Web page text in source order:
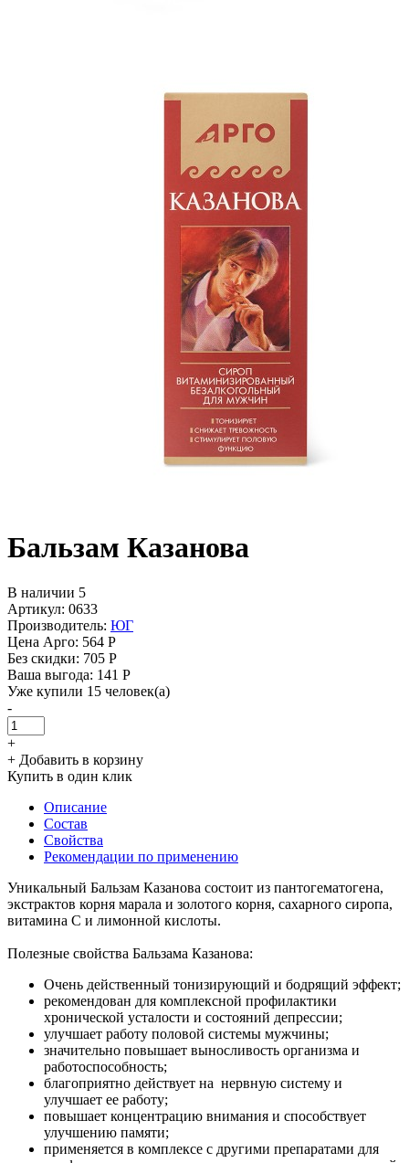
Бальзам Казанова
В наличии 5
Артикул: 0633
Производитель: ЮГ
Цена Арго: 564 Р
Без скидки: 705 Р
Ваша выгода: 141 Р
Уже купили 15 человек(а)
-
+
+ Добавить в корзину
Купить в один клик
Описание
Состав
Свойства
Рекомендации по применению
Уникальный Бальзам Казанова состоит из пантогематогена,
экстрактов корня марала и золотого корня, сахарного сиропа,
витамина С и лимонной кислоты.
Полезные свойства Бальзама Казанова:
Очень действенный тонизирующий и бодрящий эффект;
рекомендован для комплексной профилактики
хронической усталости и состояний депрессии;
улучшает работу половой системы мужчины;
значительно повышает выносливость организма и
работоспособность;
благоприятно действует на нервную систему и
улучшает ее работу;
повышает концентрацию внимания и способствует
улучшению памяти;
применяется в комплексе с другими препаратами для